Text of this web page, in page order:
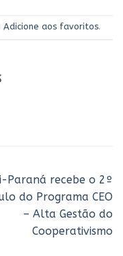
Adicione aos favoritos.
Paraná recebe o 2º
do Programa CEO
– Alta Gestão do
Cooperativismo